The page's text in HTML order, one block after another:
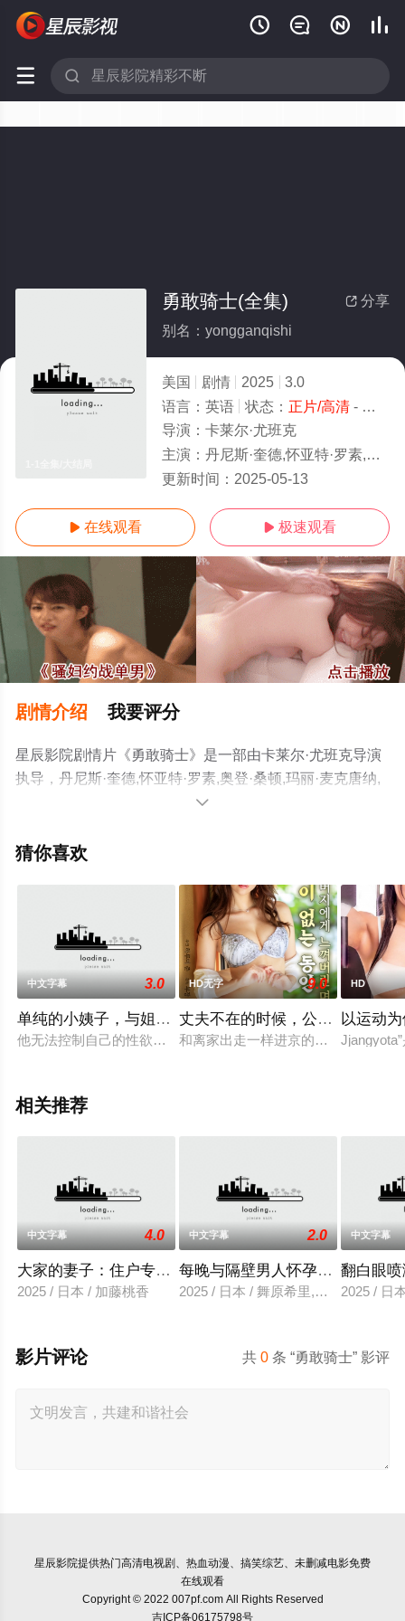
   
 
 分享
勇敢骑士(全集)
别名：yongganqishi
美国 剧情 2025
3.0
语言： 英语 状态： 正片/高清- 免费在线观看
导演： 卡莱尔·尤班克
主演： 丹尼斯·奎德,怀亚特·罗素,奥登·桑顿,玛丽·麦克唐纳,约翰尼·贝希托尔德,汤姆·斯凯里特,Jackie,Vetter,John,Bud
更新时间： 2025-05-13
 在线观看  极速观看
剧情介绍 我要评分
星辰影院剧情片《勇敢骑士》是一部由卡莱尔·尤班克导演
执导，丹尼斯·奎德,怀亚特·罗素,奥登·桑顿,玛丽·麦克唐纳,
约翰尼·贝希托尔德,汤姆·斯凯里
大结局剧情已揭晓（1-1全集），手机免费观看高清无删减
瓣电影、电视猫或剧情网等平台了解。

猜你喜欢
中文字幕 3.0
单纯的小姨子，与姐夫的成长教育
他无法控制自己的性欲，竟扒下了毫无防备的小姨子的裤子。
HD无字 9.0
丈夫不在的时候，公公感受到的
和离家出走一样进京的丈夫结婚已经
HD
以运动
相关推荐
中文字幕 4.0
大家的妻子：住户专用洞口
2025 / 日本 / 加藤桃香
中文字幕 2.0
每晚与隔壁男人怀孕性爱
2025 / 日本 / 舞原希里,佐川金二
中文字幕
翻白眼
2025 / 日
共0 条 “勇敢骑士” 影评
影片评论
星辰影院提供热门高清电视剧、热血动漫、搞笑综艺、未删减电影免费
在线观看
Copyright © 2022 007pf.com All Rights Reserved
吉ICP备06175798号